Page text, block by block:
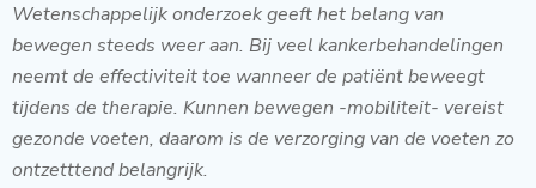
Wetenschappelijk onderzoek geeft het belang van
bewegen steeds weer aan. Bij veel kankerbehandelingen
neemt de effectiviteit toe wanneer de patiënt beweegt
tijdens de therapie. Kunnen bewegen -mobiliteit- vereist
gezonde voeten, daarom is de verzorging van de voeten zo
ontzetttend belangrijk.